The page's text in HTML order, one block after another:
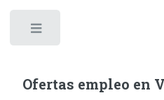
Ofertas empleo en